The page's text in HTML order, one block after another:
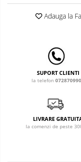
Adauga la
SUPORT CLIENTI
la telefon
LIVRARE
la comenzi de peste